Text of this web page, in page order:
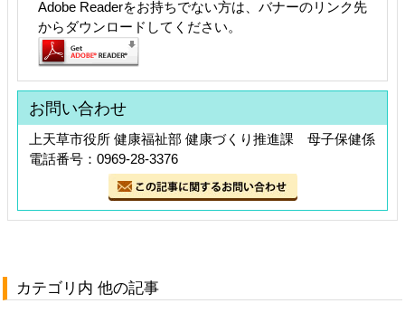
Adobe Readerをお持ちでない方は、バナーのリンク先
からダウンロードしてください。
お問い合わせ
上天草市役所 健康福祉部 健康づくり推進課 母子保健係
電話番号：0969-28-3376
カテゴリ内 他の記事